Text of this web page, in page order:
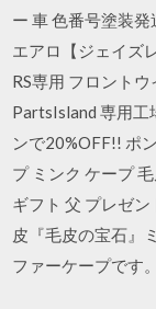
ー 車 色番号塗装
エアロ【ジェイズ
RS専用 フロント
PartsIsland 専用
ンで20%OFF!! ポ
プ ミンク ケープ
ギフト 父 プレゼ
皮『毛皮の宝石』
ファーケープです。